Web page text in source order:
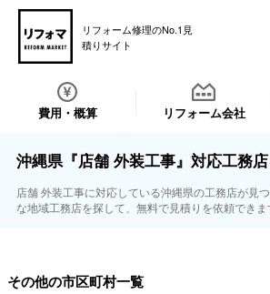
リフォーム修理のNo.1見
積りサイト
費用・概算 リフォーム会社
沖縄県『店舗 外装工事』対応工務
店舗 外装工事に対応している沖縄県の工務店が見
な地域工務店を探して、無料で見積りを依頼できま
その他の市区町村一覧